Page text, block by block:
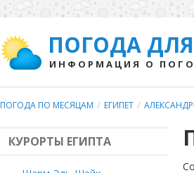
ПОГОДА
ИНФОРМАЦИЯ О
ПОГОДА ПО МЕСЯЦАМ / ЕГИПЕТ /
КУРОРТЫ ЕГИПТА